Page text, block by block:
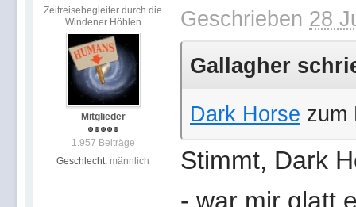
Zeitreisebegleiter durch die
Windener Höhlen
Mitglieder
1.957 Beiträge
Geschlecht: männlich
Geschrieben 28
Gallagher
Dark Horse zum
Stimmt, Dark
- war mir glatt